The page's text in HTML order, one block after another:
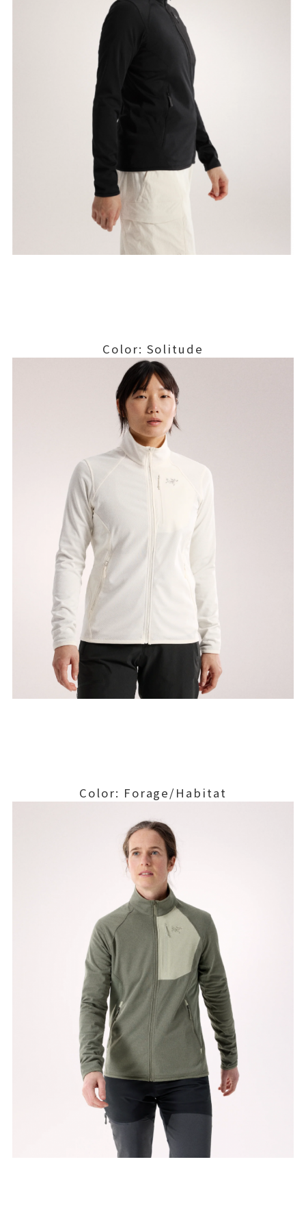
Color: Solitude
Color: Forage/Habitat